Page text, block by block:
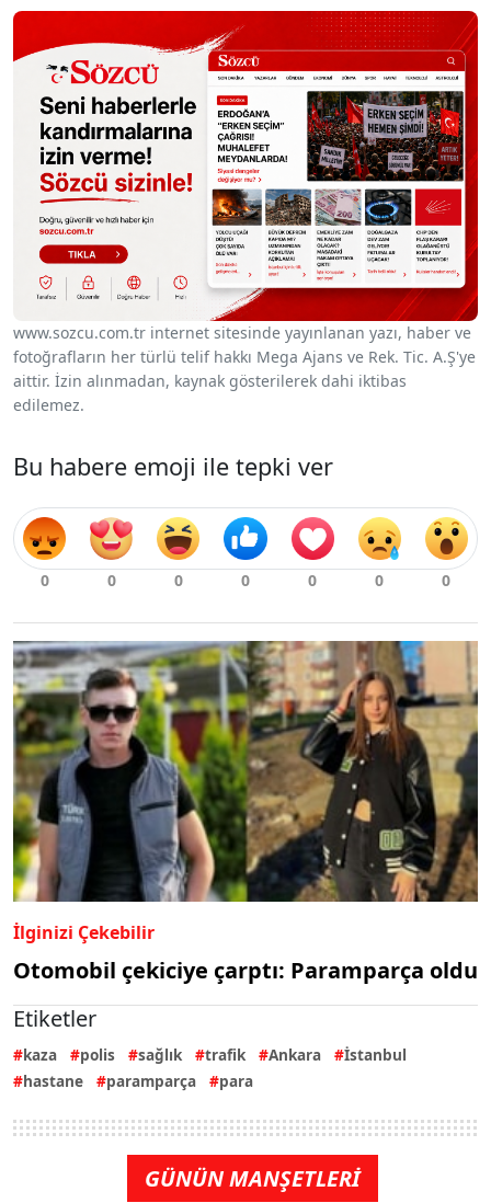
www.sozcu.com.tr internet sitesinde yayınlanan yazı, haber ve
fotoğrafların her türlü telif hakkı Mega Ajans ve Rek. Tic. A.Ş'ye
aittir. İzin alınmadan, kaynak gösterilerek dahi iktibas
edilemez.
Bu habere emoji ile tepki ver
İlginizi Çekebilir
Otomobil çekiciye çarptı: Paramparça oldu
Etiketler
kaza polis sağlık trafik Ankara
İstanbul
hastane
paramparça para
GÜNÜN MANŞETLERİ